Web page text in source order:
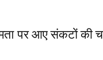
पर आए संकटों की